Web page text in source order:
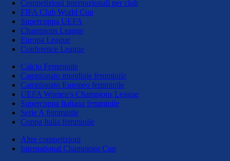
Competizioni internazionali per club
FIFA Club World Cup
Supercoppa UEFA
Champions League
Europa League
Conference League
Calcio Femminile
Campionato mondiale femminile
Campionato Europeo femminile
UEFA Women's Champions League
Supercoppa Italiana femminile
Serie A femminile
Coppa Italia femminile
Altre competizioni
International Champions Cup